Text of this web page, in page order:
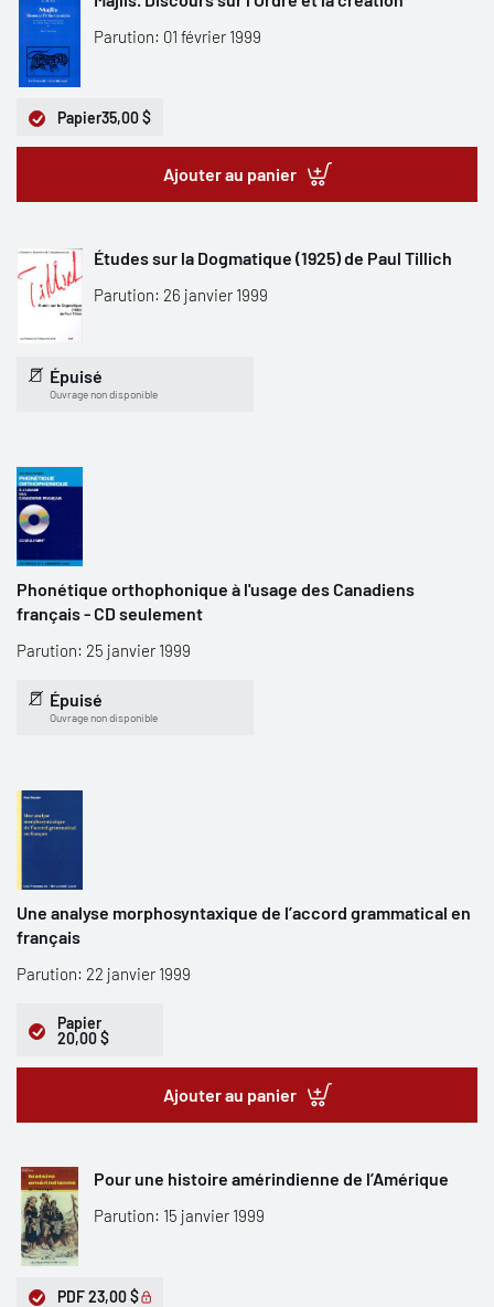
Parution: 01 février 1999
Papier35,00 $
Ajouter au panier
Études sur la Dogmatique (1925) de Paul Tillich
Parution: 26 janvier 1999
Épuisé
Ouvrage non disponible
Phonétique orthophonique à l'usage des Canadiens
français - CD seulement
Parution: 25 janvier 1999
Épuisé
Ouvrage non disponible
Une analyse morphosyntaxique de l’accord grammatical en
français
Parution: 22 janvier 1999
Papier
20,00 $
Ajouter au panier
Pour une histoire amérindienne de l’Amérique
Parution: 15 janvier 1999
PDF23,00 $